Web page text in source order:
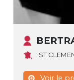
ST
Voir le